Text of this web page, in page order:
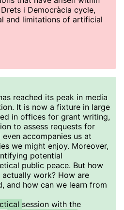
i Democràcia cycle,
and limitations of artificial
reached its peak in media
It is now a fixture in large
in offices for grant writing,
to assess requests for
accompanies us at
we might enjoy. Moreover,
potential
public peace. But how
work? How are
and how can we learn from
session with the